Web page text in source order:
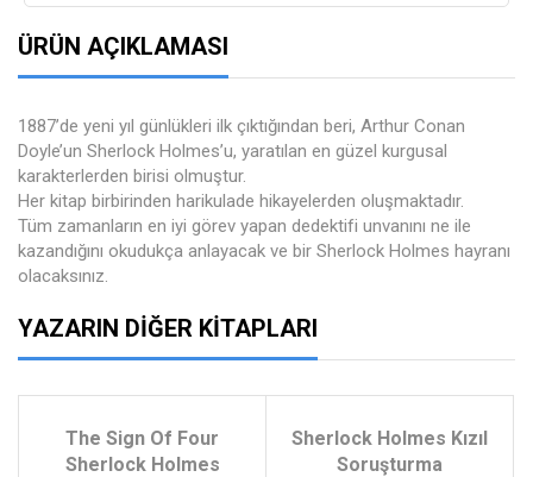
ÜRÜN AÇIKLAMASI
1887’de yeni yıl günlükleri ilk çıktığından beri, Arthur Conan
Doyle’un Sherlock Holmes’u, yaratılan en güzel kurgusal
karakterlerden birisi olmuştur.
Her kitap birbirinden harikulade hikayelerden oluşmaktadır.
Tüm zamanların en iyi görev yapan dedektifi unvanını ne ile
kazandığını okudukça anlayacak ve bir Sherlock Holmes hayranı
olacaksınız.
YAZARIN DIĞER KITAPLARI
The Sign Of Four
Sherlock Holmes
Sherlock Holmes Kızıl
Soruşturma